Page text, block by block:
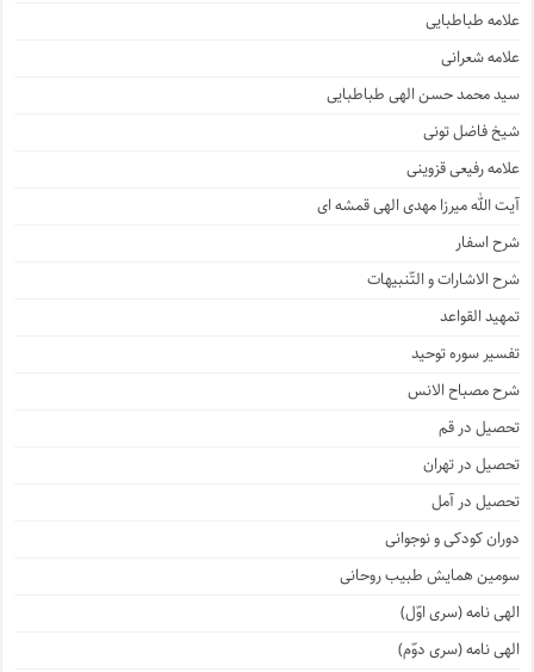
علامه طباطبایی
علامه شعرانی
سید محمد حسن الهی طباطبایی
شیخ فاضل تونی
علامه رفیعی قزوینی
آیت الله میرزا مهدی الهی قمشه ای
شرح اسفار
شرح الاشارات و التّنبیهات
تمهید القواعد
تفسیر سوره توحید
شرح مصباح الانس
تحصیل در قم
تحصیل در تهران
تحصیل در آمل
دوران کودکی و نوجوانی
سومین همایش طبیب روحانی
الهی نامه (سری اوّل)
الهی نامه (سری دوّم)